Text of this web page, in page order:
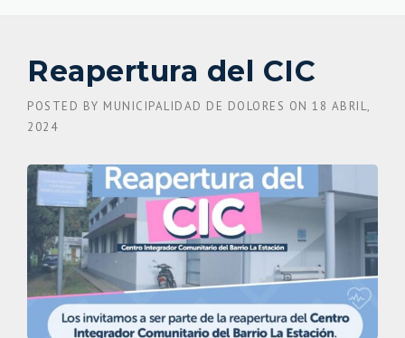
Reapertura del CIC
POSTED BY MUNICIPALIDAD DE DOLORES ON 18 ABRIL,
2024